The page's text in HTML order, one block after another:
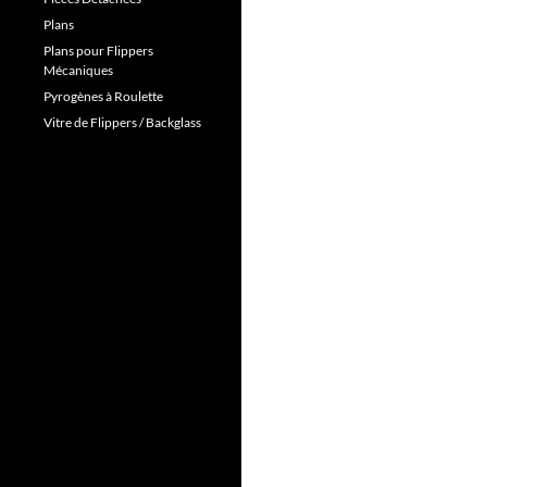
Plans
Plans pour Flippers
Mécaniques
Pyrogènes à Roulette
Vitre de Flippers / Backglass